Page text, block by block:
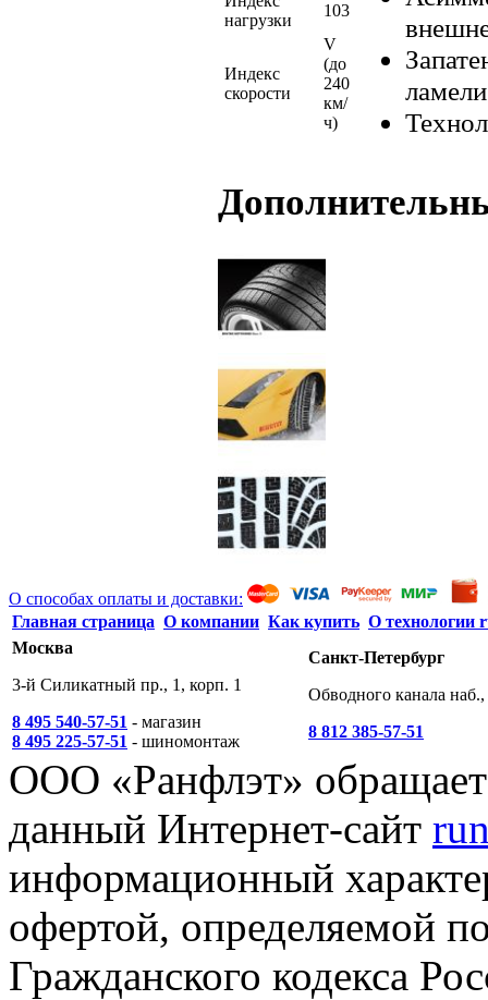
нагрузки
103
Индекс
скорости
V
(до
240
км/
ч)
О способах оплаты и доставки:
Главная страница О компании Как купить О технологии
Москва
3-й Силикатный пр., 1, корп. 1
8 495 540-57-51 - магазин
8 495 225-57-51 - шиномонтаж
Санкт-Петербург
Обводного канала
8 812 385-57-51
ООО «Ранфлэт»
данный Интернет-сайт
информационный
офертой, определяемой
Гражданского кодекса